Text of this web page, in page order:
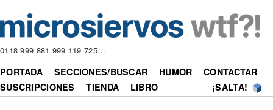
0118 999 881 999 119 725…
PORTADA SECCIONES/BUSCAR HUMOR
CONTACTAR
SUSCRIPCIONES
TIENDA LIBRO ¡SALTA!